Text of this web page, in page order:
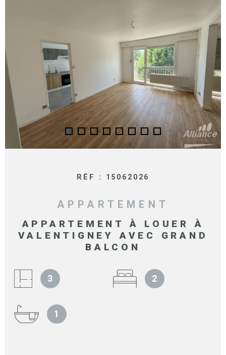
NOS
VENDUS
NOS
RÉF : 15062026
APPARTEMENT
APPARTEMENT À LOUER À
VALENTIGNEY AVEC GRAND
BALCON
3 2
1
RÉFÉRENCE
PLUS DE CRITÈRES
RECHERCHER